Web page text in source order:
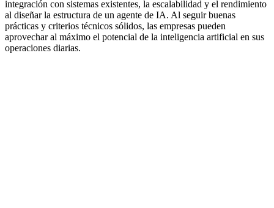
integración con sistemas existentes, la escalabilidad y el rendimiento
al diseñar la estructura de un agente de IA. Al seguir buenas
prácticas y criterios técnicos sólidos, las empresas pueden
aprovechar al máximo el potencial de la inteligencia artificial en sus
operaciones diarias.